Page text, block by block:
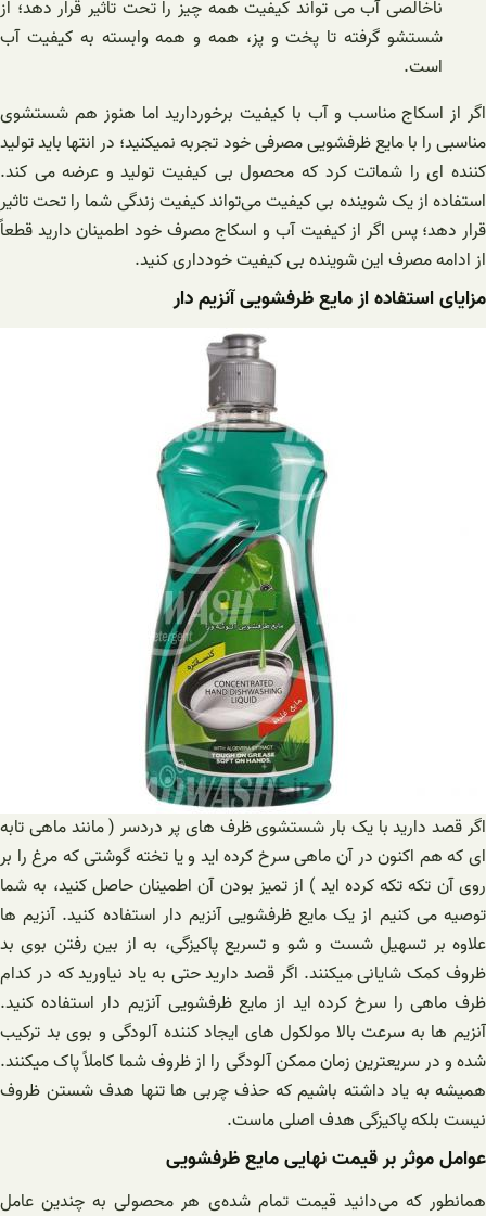
ناخالصی آب می تواند کیفیت همه چیز را تحت تاثیر قرار دهد؛ از
شستشو گرفته تا پخت و پز، همه و همه وابسته به کیفیت آب
است.
اگر از اسکاج مناسب و آب با کیفیت برخوردارید اما هنوز هم شستشوی
مناسبی را با مایع ظرفشویی مصرفی خود تجربه نمیکنید؛ در انتها باید تولید
کننده ای را شماتت کرد که محصول بی کیفیت تولید و عرضه می کند.
استفاده از یک شوینده بی کیفیت می‌تواند کیفیت زندگی شما را تحت تاثیر
قرار دهد؛ پس اگر از کیفیت آب و اسکاج مصرف خود اطمینان دارید قطعاً
از ادامه مصرف این شوینده بی کیفیت خودداری کنید.
مزایای استفاده از مایع ظرفشویی آنزیم دار
اگر قصد دارید با یک بار شستشوی ظرف های پر دردسر ( مانند ماهی تابه
ای که هم اکنون در آن ماهی سرخ کرده اید و یا تخته گوشتی که مرغ را بر
روی آن تکه تکه کرده اید ) از تمیز بودن آن اطمینان حاصل کنید، به شما
توصیه می کنیم از یک مایع ظرفشویی آنزیم دار استفاده کنید. آنزیم ها
علاوه بر تسهیل شست و شو و تسریع پاکیزگی، به از بین رفتن بوی بد
ظروف کمک شایانی میکنند. اگر قصد دارید حتی به یاد نیاورید که در کدام
ظرف ماهی را سرخ کرده اید از مایع ظرفشویی آنزیم دار استفاده کنید.
آنزیم ها به سرعت بالا مولکول های ایجاد کننده آلودگی و بوی بد ترکیب
شده و در سریعترین زمان ممکن آلودگی را از ظروف شما کاملاً پاک میکنند.
همیشه به یاد داشته باشیم که حذف چربی ها تنها هدف شستن ظروف
نیست بلکه پاکیزگی هدف اصلی ماست.
عوامل موثر بر قیمت نهایی مایع ظرفشویی
همانطور که می‌دانید قیمت تمام شده‌ی هر محصولی به چندین عامل